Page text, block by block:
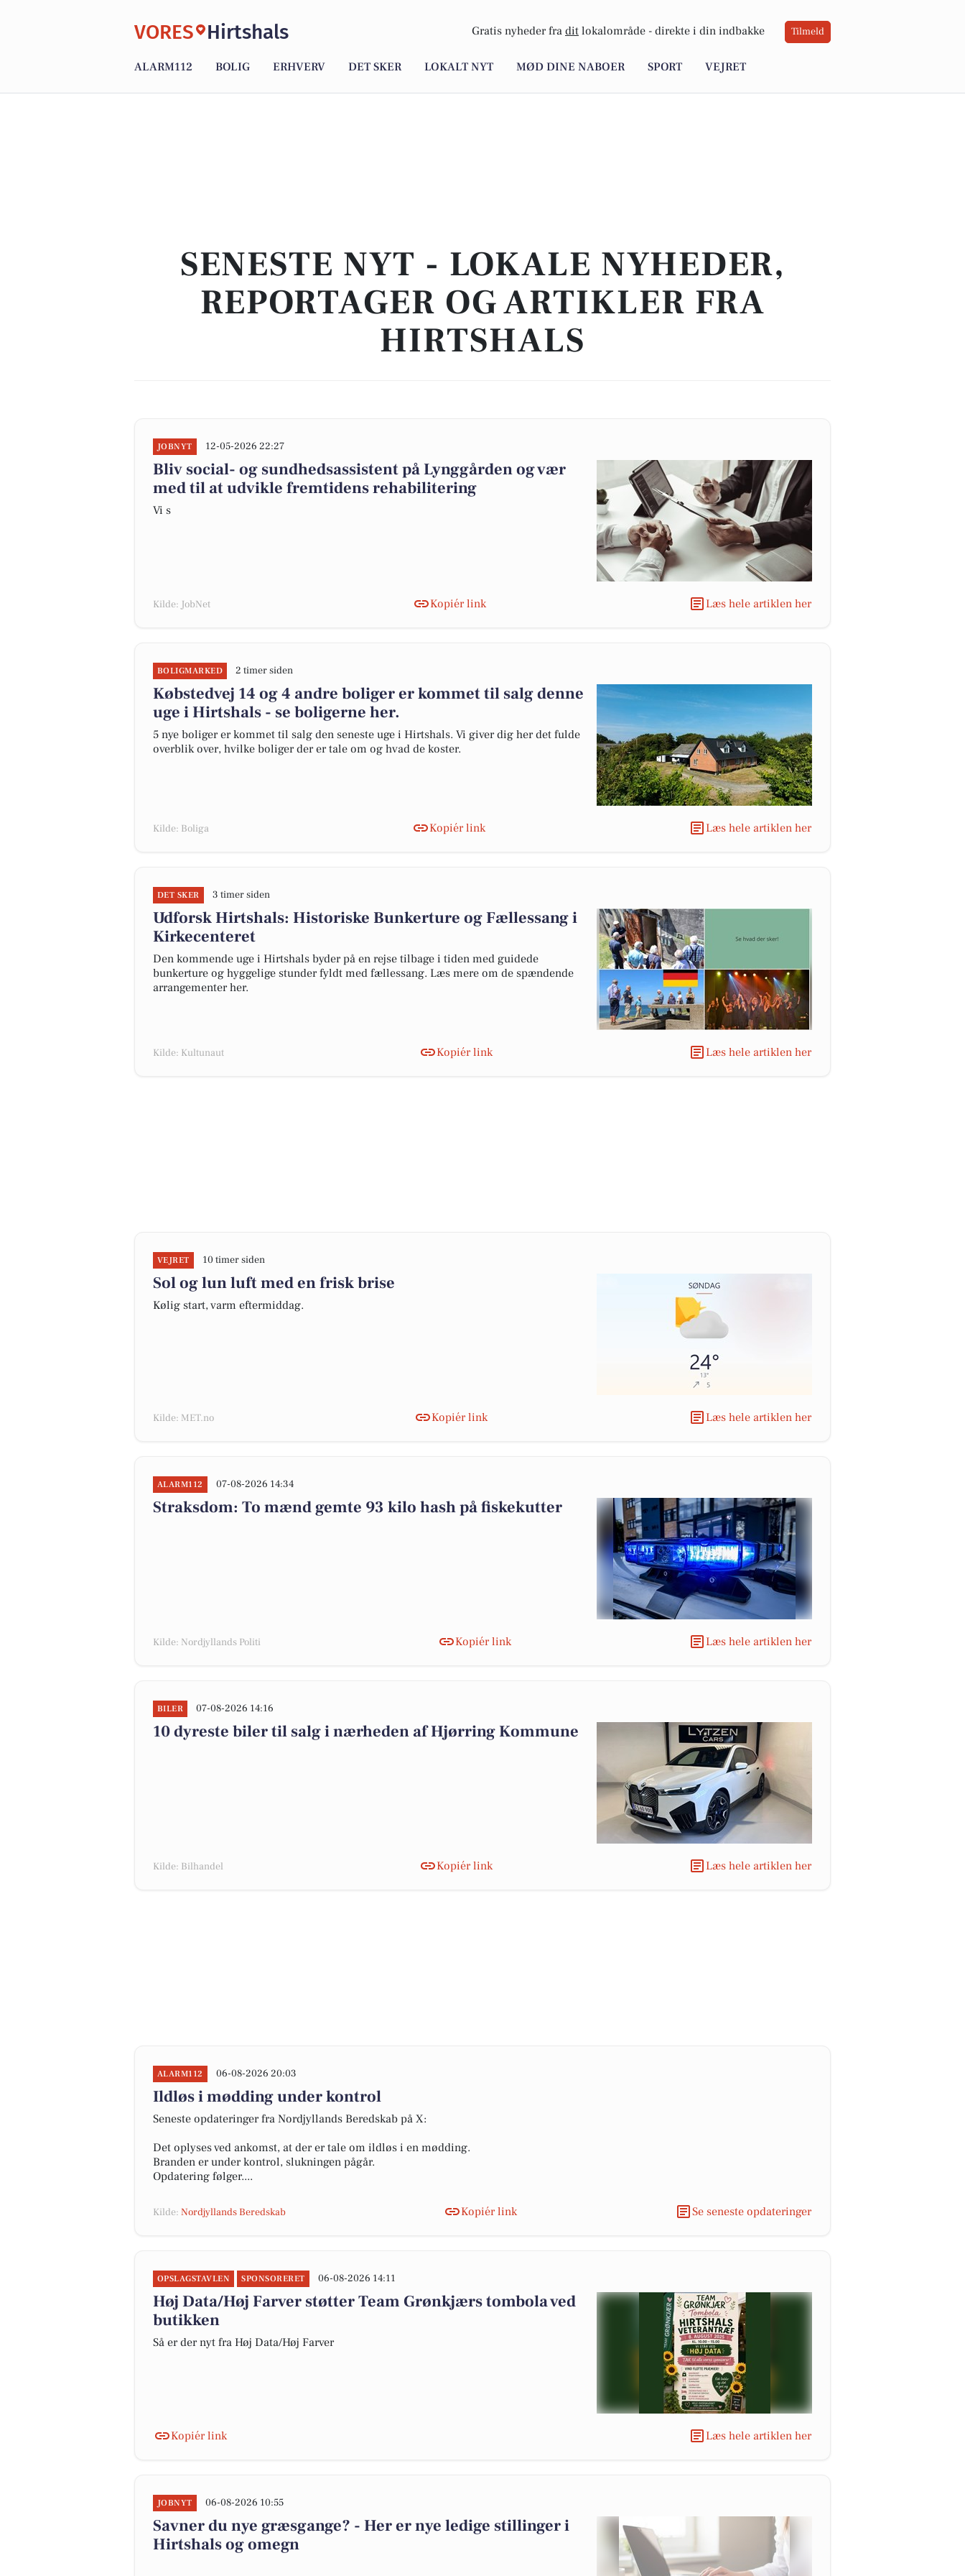
VORES Hirtshals Gratis nyheder fra dit lokalområde - direkte i din indbakke Tilmeld
ALARM112 BOLIG ERHVERV DET SKER LOKALT NYT MØD DINE NABOER SPORT VEJRET
SENESTE NYT - LOKALE NYHEDER,
REPORTAGER OG ARTIKLER FRA
HIRTSHALS
JOBNYT 12-05-2026 22:27
Bliv social- og sundhedsassistent på Lynggården og vær
med til at udvikle fremtidens rehabilitering
Vi s
Kilde: JobNet Kopiér link Læs hele artiklen her
BOLIGMARKED 2 timer siden
Købstedvej 14 og 4 andre boliger er kommet til salg denne
uge i Hirtshals - se boligerne her.
5 nye boliger er kommet til salg den seneste uge i Hirtshals. Vi giver dig her det fulde
overblik over, hvilke boliger der er tale om og hvad de koster.
Kilde: Boliga Kopiér link Læs hele artiklen her
DET SKER 3 timer siden
Udforsk Hirtshals: Historiske Bunkerture og Fællessang i
Kirkecenteret
Den kommende uge i Hirtshals byder på en rejse tilbage i tiden med guidede
bunkerture og hyggelige stunder fyldt med fællessang. Læs mere om de spændende
arrangementer her.
Kilde: Kultunaut Kopiér link Læs hele artiklen her
VEJRET 10 timer siden
Sol og lun luft med en frisk brise
Kølig start, varm eftermiddag.
Kilde: MET.no Kopiér link Læs hele artiklen her
ALARM112 07-08-2026 14:34
Straksdom: To mænd gemte 93 kilo hash på fiskekutter
Kilde: Nordjyllands Politi Kopiér link Læs hele artiklen her
BILER 07-08-2026 14:16
10 dyreste biler til salg i nærheden af Hjørring Kommune
Kilde: Bilhandel Kopiér link Læs hele artiklen her
ALARM112 06-08-2026 20:03
Ildløs i mødding under kontrol
Seneste opdateringer fra Nordjyllands Beredskab på X:
Det oplyses ved ankomst, at der er tale om ildløs i en mødding.
Branden er under kontrol, slukningen pågår.
Opdatering følger....
Kilde: Nordjyllands Beredskab Kopiér link Se seneste opdateringer
OPSLAGSTAVLEN SPONSORERET 06-08-2026 14:11
Høj Data/Høj Farver støtter Team Grønkjærs tombola ved
butikken
Så er der nyt fra Høj Data/Høj Farver
Kopiér link Læs hele artiklen her
JOBNYT 06-08-2026 10:55
Savner du nye græsgange? - Her er nye ledige stillinger i
Hirtshals og omegn